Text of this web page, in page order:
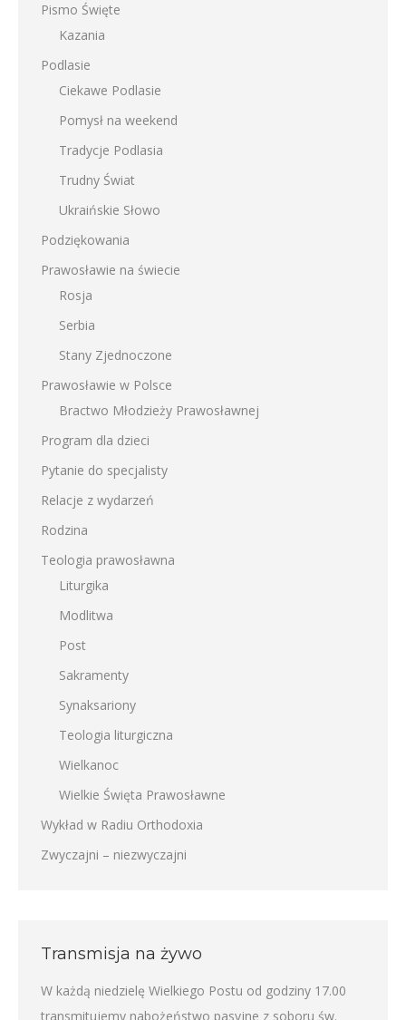
Pismo Święte
Kazania
Podlasie
Ciekawe Podlasie
Pomysł na weekend
Tradycje Podlasia
Trudny Świat
Ukraińskie Słowo
Podziękowania
Prawosławie na świecie
Rosja
Serbia
Stany Zjednoczone
Prawosławie w Polsce
Bractwo Młodzieży Prawosławnej
Program dla dzieci
Pytanie do specjalisty
Relacje z wydarzeń
Rodzina
Teologia prawosławna
Liturgika
Modlitwa
Post
Sakramenty
Synaksariony
Teologia liturgiczna
Wielkanoc
Wielkie Święta Prawosławne
Wykład w Radiu Orthodoxia
Zwyczajni – niezwyczajni
Transmisja na żywo
W każdą niedzielę Wielkiego Postu od godziny 17.00
transmitujemy nabożeństwo pasyjne z soboru św.